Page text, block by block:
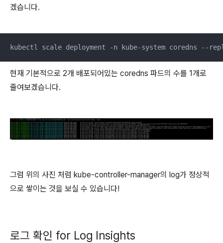
겠습니다.
kubectl scale deployment -n kube-system coredns --
현재 기본적으로 2개 배포되어있는 coredns 파드의 수를 1개로
줄여보겠습니다.
그럼 위의 사진 처럼 kube-controller-manager의 log가 정상적
으로 쌓이는 것을 보실 수 있습니다!
로그 확인 for Log Insights